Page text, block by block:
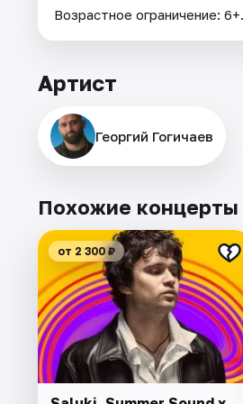
Возрастное ограничение: 6+.
Артист
Георгий Гогичаев
Похожие концерты
от 2 300 ₽